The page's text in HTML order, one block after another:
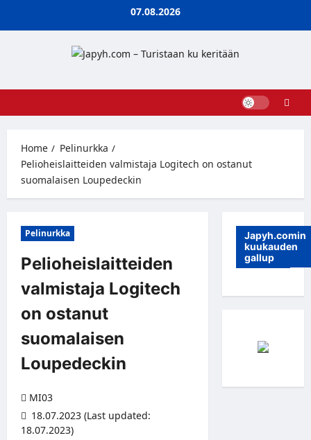
07.08.2026
Home
Pelinurkka
Pelioheislaitteiden valmistaja Logitech on ostanut
suomalaisen Loupedeckin
Pelinurkka
Pelioheislaitteiden
valmistaja Logitech
on ostanut
suomalaisen
Loupedeckin
MI03
18.07.2023 (Last updated:
18.07.2023)
Japyh.comin
kuukauden
gallup